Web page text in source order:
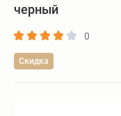
черный
0
Скидка